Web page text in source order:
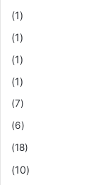
(1)
(1)
(1)
(1)
(7)
(6)
(18)
(10)